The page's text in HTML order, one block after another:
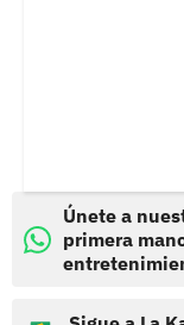
Únete a
primera